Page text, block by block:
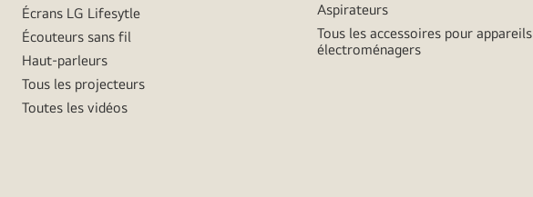
Écrans LG Lifesytle
Écouteurs sans fil
Haut-parleurs
Tous les projecteurs
Toutes les vidéos
Aspirateurs
Tous les accessoires pour appareils
électroménagers